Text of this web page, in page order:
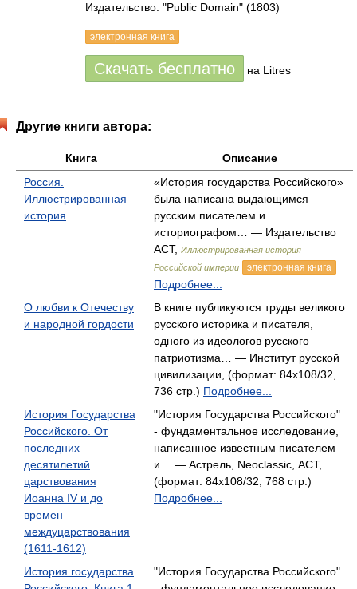
Издательство: "Public Domain" (1803)
электронная книга
Скачать бесплатно на Litres
Другие книги автора:
Книга
Описание
Россия.
Иллюстрированная
история
«История государства Российского»
была написана выдающимся
русским писателем и
историографом… — Издательство
АСТ, Иллюстрированная история
Российской империи
электронная книга
Подробнее...
О любви к Отечеству
и народной гордости
В книге публикуются труды великого
русского историка и писателя,
одного из идеологов русского
патриотизма… — Институт русской
цивилизации, (формат: 84x108/32,
736 стр.) Подробнее...
История Государства
Российского. От
последних
десятилетий
царствования
Иоанна IV и до
времен
междуцарствования
(1611-1612)
"История Государства Российского"
- фундаментальное исследование,
написанное известным писателем
и… — Астрель, Neoclassic, АСТ,
(формат: 84x108/32, 768 стр.)
Подробнее...
История государства
"История Государства Российского"